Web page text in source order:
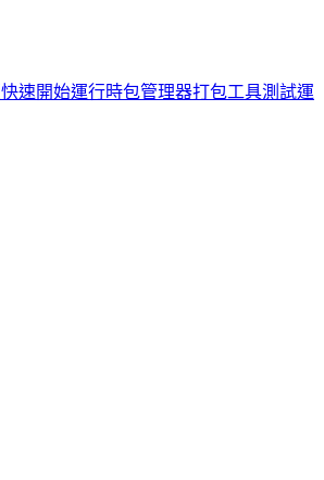
快速開始運行時包管理器打包工具測試運